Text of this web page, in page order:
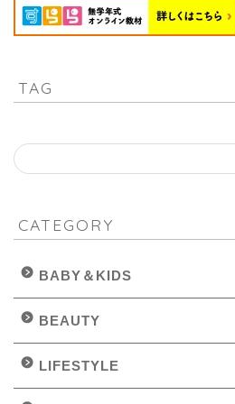
TAG
CATEGORY
BABY＆KIDS
BEAUTY
LIFESTYLE